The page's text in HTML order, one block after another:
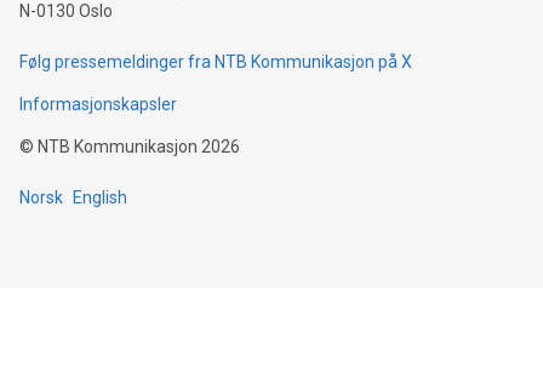
N-0130 Oslo
Følg pressemeldinger fra NTB Kommunikasjon på X
Informasjonskapsler
© NTB Kommunikasjon 2026
Norsk English